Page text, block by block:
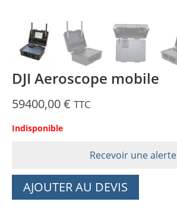
DJI Aeroscope mobile
59400,00€ TTC
Indisponible
Recevoir une alerte
AJOUTER AU DEVIS